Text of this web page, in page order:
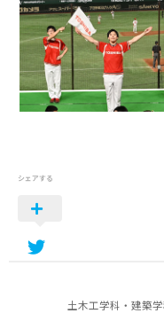
シェアする
土木工学科・建築